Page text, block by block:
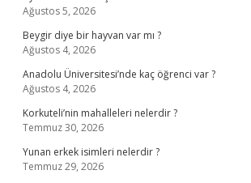
Ağustos 5, 2026
Beygir diye bir hayvan var mı ?
Ağustos 4, 2026
Anadolu Üniversitesi’nde kaç öğrenci var ?
Ağustos 4, 2026
Korkuteli’nin mahalleleri nelerdir ?
Temmuz 30, 2026
Yunan erkek isimleri nelerdir ?
Temmuz 29, 2026